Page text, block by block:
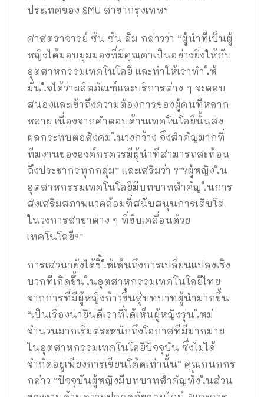
ประเทศของ SMU สาขากรุงเทพฯ
ศาสตราจารย์ ซัน ซัน ลิม กล่าวว่า “ผู้นำที่เป็นผู้
หญิงได้มอบมุมมองที่มีคุณค่าเป็นอย่างยิ่งให้กับ
อุตสาหกรรมเทคโนโลยี และทำให้เราทำให้
มั่นใจได้ว่าผลิตภัณฑ์และบริการต่าง ๆ จะตอบ
สนองและเข้าถึงความต้องการของผู้คนที่หลาก
หลาย เนื่องจากคำตอบด้านเทคโนโลยีนั้นส่ง
ผลกระทบต่อสังคมในวงกว้าง จึงสำคัญมากที่
ทีมงานขององค์กรควรมีผู้นำที่สามารถสะท้อน
ถึงประชากรทุกกลุ่ม” และเสริมว่า ?”?ผู้หญิงใน
อุตสาหกรรมเทคโนโลยีมีบทบาทสำคัญในการ
ส่งเสริมสภาพแวดล้อมที่สนับสนุนการเติบโต
ในวงการสาขาต่าง ๆ ที่ขับเคลื่อนด้วย
เทคโนโลยี?”
การเสวนายังได้ชี้ให้เห็นถึงการเปลี่ยนแปลงเชิง
บวกที่เกิดขึ้นในอุตสาหกรรมเทคโนโลยีไทย
จากการที่มีผู้หญิงก้าวขึ้นสู่บทบาทผู้นำมากขึ้น
“เป็นเรื่องน่ายินดีเราที่ได้เห็นผู้หญิงรุ่นใหม่
จำนวนมากเริ่มตระหนักถึงโอกาสที่มีมากมาย
ในอุตสาหกรรมเทคโนโลยีปัจจุบัน ซึ่งไม่ได้
จำกัดอยู่เพียงการเขียนโค้ดเท่านั้น” คุณกนกกร
กล่าว “ปัจจุบันผู้หญิงมีบทบาทสำคัญทั้งในส่วน